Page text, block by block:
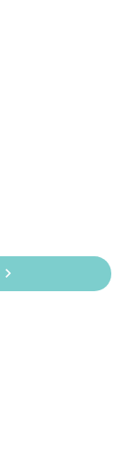
